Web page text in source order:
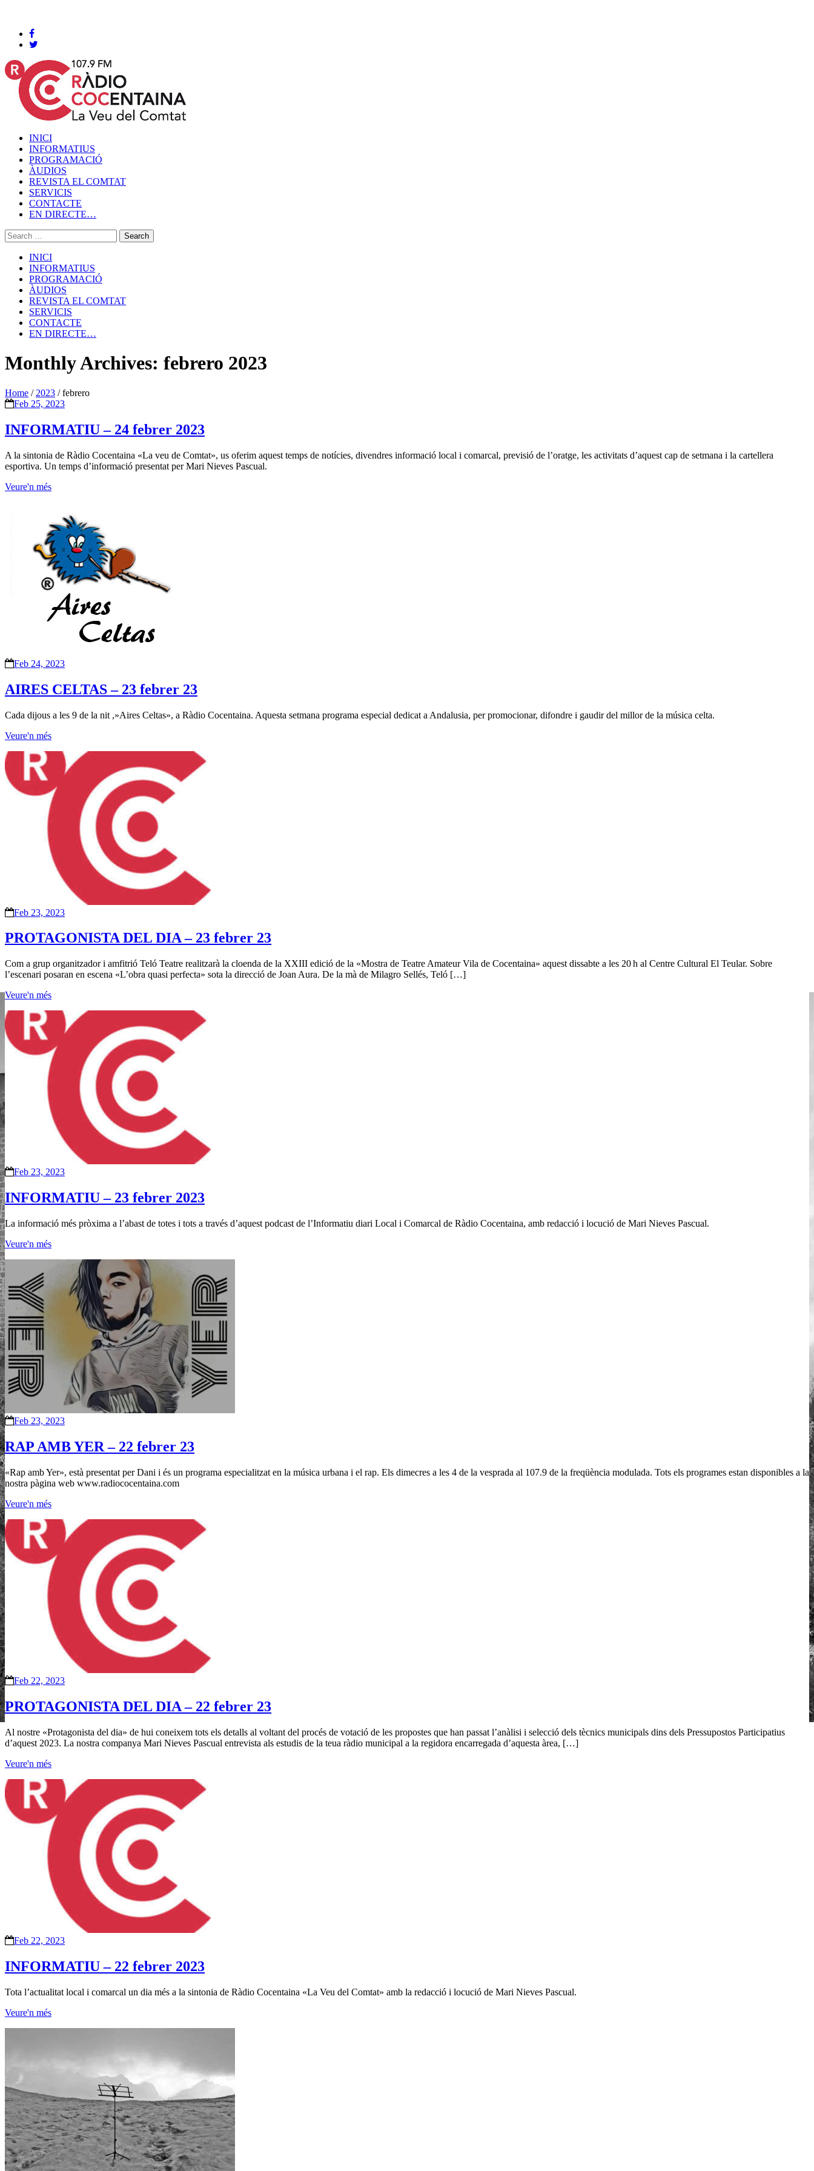
INICI
INFORMATIUS
PROGRAMACIÓ
ÀUDIOS
REVISTA EL COMTAT
SERVICIS
CONTACTE
EN DIRECTE…
INICI
INFORMATIUS
PROGRAMACIÓ
ÀUDIOS
REVISTA EL COMTAT
SERVICIS
CONTACTE
EN DIRECTE…
Monthly Archives: febrero 2023
Home / 2023 /febrero
Feb 25, 2023
INFORMATIU – 24 febrer 2023
A la sintonia de Ràdio Cocentaina «La veu de Comtat», us oferim aquest temps de notícies, divendres informació local i comarcal, previsió de l’oratge, les activitats d’aquest cap de setmana i la cartellera
esportiva. Un temps d’informació presentat per Mari Nieves Pascual.
Veure'n més
Feb 24, 2023
AIRES CELTAS – 23 febrer 23
Cada dijous a les 9 de la nit ,»Aires Celtas», a Ràdio Cocentaina. Aquesta setmana programa especial dedicat a Andalusia, per promocionar, difondre i gaudir del millor de la música celta.
Veure'n més
Feb 23, 2023
PROTAGONISTA DEL DIA – 23 febrer 23
Com a grup organitzador i amfitrió Teló Teatre realitzarà la cloenda de la XXIII edició de la «Mostra de Teatre Amateur Vila de Cocentaina» aquest dissabte a les 20 h al Centre Cultural El Teular. Sobre
l’escenari posaran en escena «L’obra quasi perfecta» sota la direcció de Joan Aura. De la mà de Milagro Sellés, Teló […]
Veure'n més
Feb 23, 2023
INFORMATIU – 23 febrer 2023
La informació més pròxima a l’abast de totes i tots a través d’aquest podcast de l’Informatiu diari Local i Comarcal de Ràdio Cocentaina, amb redacció i locució de Mari Nieves Pascual.
Veure'n més
Feb 23, 2023
RAP AMB YER – 22 febrer 23
«Rap amb Yer», està presentat per Dani i és un programa especialitzat en la música urbana i el rap. Els dimecres a les 4 de la vesprada al 107.9 de la freqüència modulada. Tots els programes estan disponibles a la
nostra pàgina web www.radiococentaina.com
Veure'n més
Feb 22, 2023
PROTAGONISTA DEL DIA – 22 febrer 23
Al nostre «Protagonista del dia» de hui coneixem tots els detalls al voltant del procés de votació de les propostes que han passat l’anàlisi i selecció dels tècnics municipals dins dels Pressupostos Participatius
d’aquest 2023. La nostra companya Mari Nieves Pascual entrevista als estudis de la teua ràdio municipal a la regidora encarregada d’aquesta àrea, […]
Veure'n més
Feb 22, 2023
INFORMATIU – 22 febrer 2023
Tota l’actualitat local i comarcal un dia més a la sintonia de Ràdio Cocentaina «La Veu del Comtat» amb la redacció i locució de Mari Nieves Pascual.
Veure'n més